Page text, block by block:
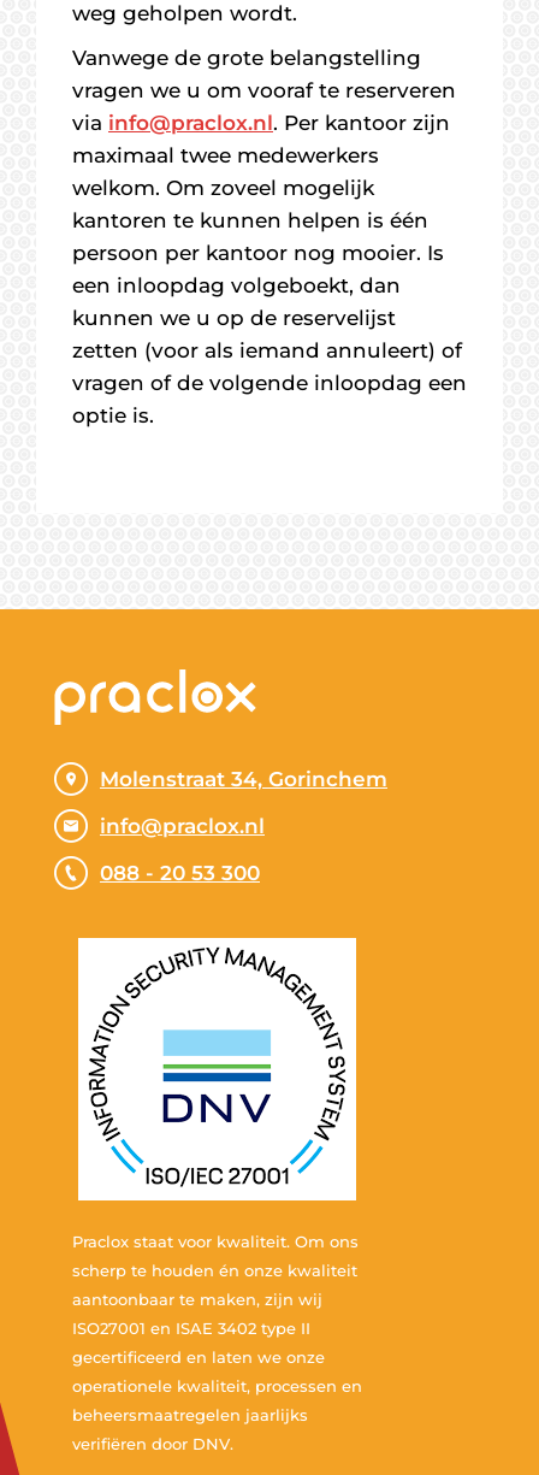
weg geholpen wordt.
Vanwege de grote belangstelling
vragen we u om vooraf te reserveren
via info@praclox.nl. Per kantoor zijn
maximaal twee medewerkers
welkom. Om zoveel mogelijk
kantoren te kunnen helpen is één
persoon per kantoor nog mooier. Is
een inloopdag volgeboekt, dan
kunnen we u op de reservelijst
zetten (voor als iemand annuleert) of
vragen of de volgende inloopdag een
optie is.
Molenstraat 34, Gorinchem
info@praclox.nl
088 - 20 53 300
Praclox staat voor kwaliteit. Om ons
scherp te houden én onze kwaliteit
aantoonbaar te maken, zijn wij
ISO27001 en ISAE 3402 type II
gecertificeerd en laten we onze
operationele kwaliteit, processen en
beheersmaatregelen jaarlijks
verifiëren door DNV.